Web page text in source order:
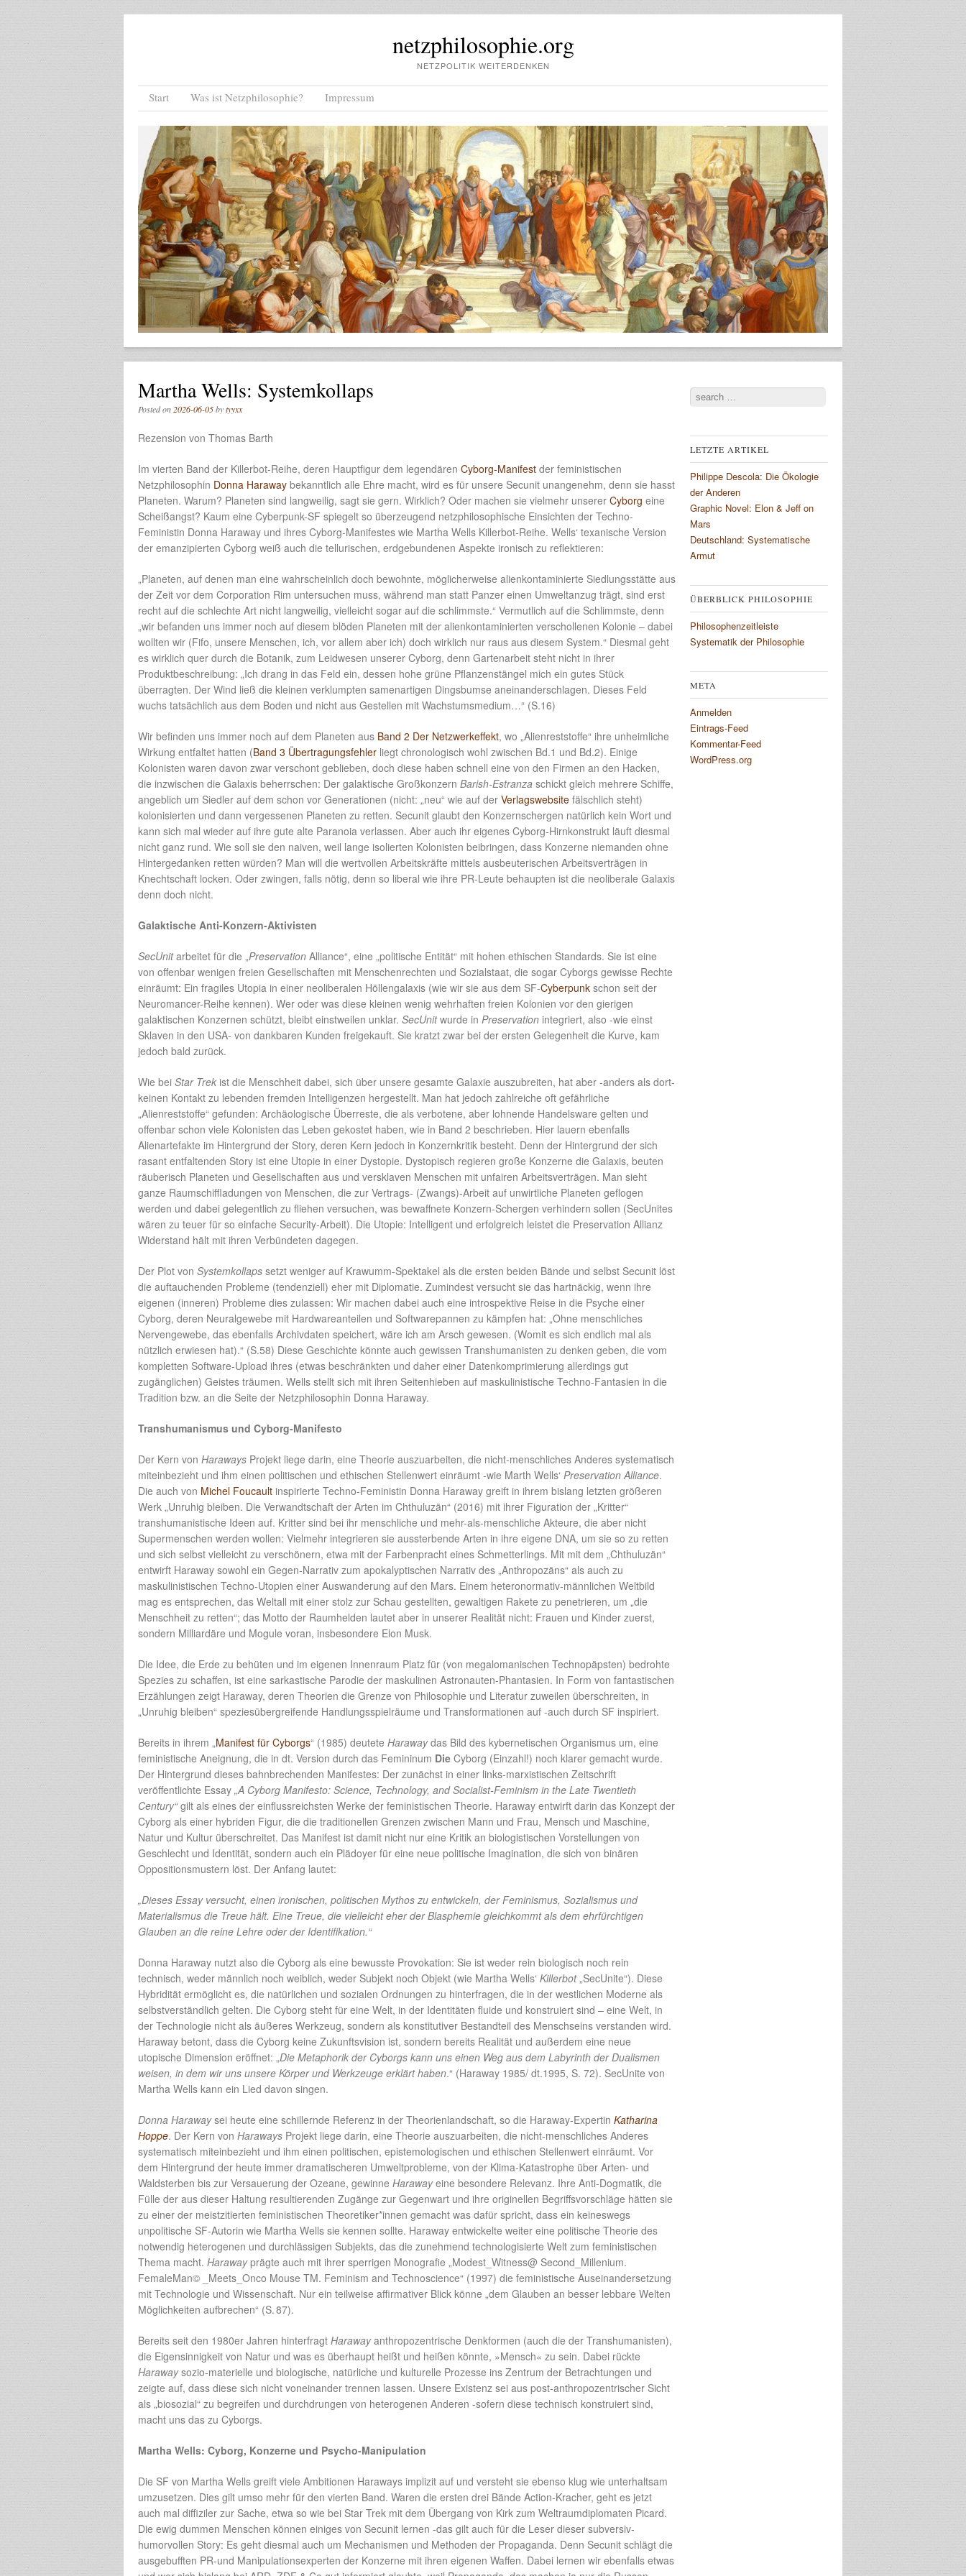
netzphilosophie.org
NETZPOLITIK WEITERDENKEN
Menu
Skip to content
Start Was ist Netzphilosophie? Impressum
Martha Wells: Systemkollaps
Posted on 2026-06-05bytyyxx
Rezension von Thomas Barth
Im vierten Band der Killerbot-Reihe, deren Hauptfigur dem legendären Cyborg-Manifest der feministischen
Netzphilosophin Donna Haraway bekanntlich alle Ehre macht, wird es für unsere Secunit unangenehm, denn sie hasst
Planeten. Warum? Planeten sind langweilig, sagt sie gern. Wirklich? Oder machen sie vielmehr unserer Cyborg eine
Scheißangst? Kaum eine Cyberpunk-SF spiegelt so überzeugend netzphilosophische Einsichten der Techno-
Feministin Donna Haraway und ihres Cyborg-Manifestes wie Martha Wells Killerbot-Reihe. Wells‘ texanische Version
der emanzipierten Cyborg weiß auch die tellurischen, erdgebundenen Aspekte ironisch zu reflektieren:
„Planeten, auf denen man eine wahrscheinlich doch bewohnte, möglicherweise alienkontaminierte Siedlungsstätte aus
der Zeit vor dem Corporation Rim untersuchen muss, während man statt Panzer einen Umweltanzug trägt, sind erst
recht auf die schlechte Art nicht langweilig, vielleicht sogar auf die schlimmste.“ Vermutlich auf die Schlimmste, denn
„wir befanden uns immer noch auf diesem blöden Planeten mit der alienkontaminierten verschollenen Kolonie – dabei
wollten wir (Fifo, unsere Menschen, ich, vor allem aber ich) doch wirklich nur raus aus diesem System.“ Diesmal geht
es wirklich quer durch die Botanik, zum Leidwesen unserer Cyborg, denn Gartenarbeit steht nicht in ihrer
Produktbeschreibung: „Ich drang in das Feld ein, dessen hohe grüne Pflanzenstängel mich ein gutes Stück
überragten. Der Wind ließ die kleinen verklumpten samenartigen Dingsbumse aneinanderschlagen. Dieses Feld
wuchs tatsächlich aus dem Boden und nicht aus Gestellen mit Wachstumsmedium…“ (S.16)
Wir befinden uns immer noch auf dem Planeten aus Band 2 Der Netzwerkeffekt, wo „Alienreststoffe“ ihre unheimliche
Wirkung entfaltet hatten (Band 3 Übertragungsfehler liegt chronologisch wohl zwischen Bd.1 und Bd.2). Einige
Kolonisten waren davon zwar verschont geblieben, doch diese haben schnell eine von den Firmen an den Hacken,
die inzwischen die Galaxis beherrschen: Der galaktische Großkonzern Barish-Estranza schickt gleich mehrere Schiffe,
angeblich um Siedler auf dem schon vor Generationen (nicht: „neu“ wie auf der Verlagswebsite fälschlich steht)
kolonisierten und dann vergessenen Planeten zu retten. Secunit glaubt den Konzernschergen natürlich kein Wort und
kann sich mal wieder auf ihre gute alte Paranoia verlassen. Aber auch ihr eigenes Cyborg-Hirnkonstrukt läuft diesmal
nicht ganz rund. Wie soll sie den naiven, weil lange isolierten Kolonisten beibringen, dass Konzerne niemanden ohne
Hintergedanken retten würden? Man will die wertvollen Arbeitskräfte mittels ausbeuterischen Arbeitsverträgen in
Knechtschaft locken. Oder zwingen, falls nötig, denn so liberal wie ihre PR-Leute behaupten ist die neoliberale Galaxis
denn doch nicht.
Galaktische Anti-Konzern-Aktivisten
SecUnitarbeitet für die „Preservation Alliance“, eine „politische Entität“ mit hohen ethischen Standards. Sie ist eine
von offenbar wenigen freien Gesellschaften mit Menschenrechten und Sozialstaat, die sogar Cyborgs gewisse Rechte
einräumt: Ein fragiles Utopia in einer neoliberalen Höllengalaxis (wie wir sie aus dem SF-Cyberpunk schon seit der
Neuromancer-Reihe kennen). Wer oder was diese kleinen wenig wehrhaften freien Kolonien vor den gierigen
galaktischen Konzernen schützt, bleibt einstweilen unklar. SecUnitwurde in Preservation integriert, also -wie einst
Sklaven in den USA- von dankbaren Kunden freigekauft. Sie kratzt zwar bei der ersten Gelegenheit die Kurve, kam
jedoch bald zurück.
Wie bei Star Trek ist die Menschheit dabei, sich über unsere gesamte Galaxie auszubreiten, hat aber -anders als dort-
keinen Kontakt zu lebenden fremden Intelligenzen hergestellt. Man hat jedoch zahlreiche oft gefährliche
„Alienreststoffe“ gefunden: Archäologische Überreste, die als verbotene, aber lohnende Handelsware gelten und
offenbar schon viele Kolonisten das Leben gekostet haben, wie in Band 2 beschrieben. Hier lauern ebenfalls
Alienartefakte im Hintergrund der Story, deren Kern jedoch in Konzernkritik besteht. Denn der Hintergrund der sich
rasant entfaltenden Story ist eine Utopie in einer Dystopie. Dystopisch regieren große Konzerne die Galaxis, beuten
räuberisch Planeten und Gesellschaften aus und versklaven Menschen mit unfairen Arbeitsverträgen. Man sieht
ganze Raumschiffladungen von Menschen, die zur Vertrags- (Zwangs)-Arbeit auf unwirtliche Planeten geflogen
werden und dabei gelegentlich zu fliehen versuchen, was bewaffnete Konzern-Schergen verhindern sollen (SecUnites
wären zu teuer für so einfache Security-Arbeit). Die Utopie: Intelligent und erfolgreich leistet die Preservation Allianz
Widerstand hält mit ihren Verbündeten dagegen.
Der Plot von Systemkollaps setzt weniger auf Krawumm-Spektakel als die ersten beiden Bände und selbst Secunit löst
die auftauchenden Probleme (tendenziell) eher mit Diplomatie. Zumindest versucht sie das hartnäckig, wenn ihre
eigenen (inneren) Probleme dies zulassen: Wir machen dabei auch eine introspektive Reise in die Psyche einer
Cyborg, deren Neuralgewebe mit Hardwareanteilen und Softwarepannen zu kämpfen hat: „Ohne menschliches
Nervengewebe, das ebenfalls Archivdaten speichert, wäre ich am Arsch gewesen. (Womit es sich endlich mal als
nützlich erwiesen hat).“ (S.58) Diese Geschichte könnte auch gewissen Transhumanisten zu denken geben, die vom
kompletten Software-Upload ihres (etwas beschränkten und daher einer Datenkomprimierung allerdings gut
zugänglichen) Geistes träumen. Wells stellt sich mit ihren Seitenhieben auf maskulinistische Techno-Fantasien in die
Tradition bzw. an die Seite der Netzphilosophin Donna Haraway.
Transhumanismus und Cyborg-Manifesto
Der Kern von Haraways Projekt liege darin, eine Theorie auszuarbeiten, die nicht-menschliches Anderes systematisch
miteinbezieht und ihm einen politischen und ethischen Stellenwert einräumt -wie Marth Wells‘ Preservation Alliance.
Die auch von Michel Foucault inspirierte Techno-Feministin Donna Haraway greift in ihrem bislang letzten größeren
Werk „Unruhig bleiben. Die Verwandtschaft der Arten im Chthuluzän“ (2016) mit ihrer Figuration der „Kritter“
transhumanistische Ideen auf. Kritter sind bei ihr menschliche und mehr-als-menschliche Akteure, die aber nicht
Supermenschen werden wollen: Vielmehr integrieren sie aussterbende Arten in ihre eigene DNA, um sie so zu retten
und sich selbst vielleicht zu verschönern, etwa mit der Farbenpracht eines Schmetterlings. Mit mit dem „Chthuluzän“
entwirft Haraway sowohl ein Gegen-Narrativ zum apokalyptischen Narrativ des „Anthropozäns“ als auch zu
maskulinistischen Techno-Utopien einer Auswanderung auf den Mars. Einem heteronormativ-männlichen Weltbild
mag es entsprechen, das Weltall mit einer stolz zur Schau gestellten, gewaltigen Rakete zu penetrieren, um „die
Menschheit zu retten“; das Motto der Raumhelden lautet aber in unserer Realität nicht: Frauen und Kinder zuerst,
sondern Milliardäre und Mogule voran, insbesondere Elon Musk.
Die Idee, die Erde zu behüten und im eigenen Innenraum Platz für (von megalomanischen Technopäpsten) bedrohte
Spezies zu schaffen, ist eine sarkastische Parodie der maskulinen Astronauten-Phantasien. In Form von fantastischen
Erzählungen zeigt Haraway, deren Theorien die Grenze von Philosophie und Literatur zuweilen überschreiten, in
„Unruhig bleiben“ speziesübergreifende Handlungsspielräume und Transformationen auf -auch durch SF inspiriert.
Bereits in ihrem „Manifest für Cyborgs“ (1985) deutete Harawaydas Bild des kybernetischen Organismus um, eine
feministische Aneignung, die in dt. Version durch das Femininum Die Cyborg (Einzahl!) noch klarer gemacht wurde.
Der Hintergrund dieses bahnbrechenden Manifestes: Der zunächst in einer links-marxistischen Zeitschrift
veröffentlichte Essay „A Cyborg Manifesto: Science, Technology, and Socialist-Feminism in the Late Twentieth
Century“gilt als eines der einflussreichsten Werke der feministischen Theorie. Haraway entwirft darin das Konzept der
Cyborg als einer hybriden Figur, die die traditionellen Grenzen zwischen Mann und Frau, Mensch und Maschine,
Natur und Kultur überschreitet. Das Manifest ist damit nicht nur eine Kritik an biologistischen Vorstellungen von
Geschlecht und Identität, sondern auch ein Plädoyer für eine neue politische Imagination, die sich von binären
Oppositionsmustern löst. Der Anfang lautet:
„Dieses Essay versucht, einen ironischen, politischen Mythos zu entwickeln, der Feminismus, Sozialismus und
Materialismus die Treue hält. Eine Treue, die vielleicht eher der Blasphemie gleichkommt als dem ehrfürchtigen
Glauben an die reine Lehre oder der Identifikation.“
Donna Haraway nutzt also die Cyborg als eine bewusste Provokation: Sie ist weder rein biologisch noch rein
technisch, weder männlich noch weiblich, weder Subjekt noch Objekt (wie Martha Wells‘ Killerbot„SecUnite“). Diese
Hybridität ermöglicht es, die natürlichen und sozialen Ordnungen zu hinterfragen, die in der westlichen Moderne als
selbstverständlich gelten. Die Cyborg steht für eine Welt, in der Identitäten fluide und konstruiert sind – eine Welt, in
der Technologie nicht als äußeres Werkzeug, sondern als konstitutiver Bestandteil des Menschseins verstanden wird.
Haraway betont, dass die Cyborg keine Zukunftsvision ist, sondern bereits Realität und außerdem eine neue
utopische Dimension eröffnet: „Die Metaphorik der Cyborgs kann uns einen Weg aus dem Labyrinth der Dualismen
weisen, in dem wir uns unsere Körper und Werkzeuge erklärt haben.“ (Haraway 1985/ dt.1995, S. 72). SecUnite von
Martha Wells kann ein Lied davon singen.
Donna Harawaysei heute eine schillernde Referenz in der Theorienlandschaft, so die Haraway-Expertin Katharina
Hoppe. Der Kern von Haraways Projekt liege darin, eine Theorie auszuarbeiten, die nicht-menschliches Anderes
systematisch miteinbezieht und ihm einen politischen, epistemologischen und ethischen Stellenwert einräumt. Vor
dem Hintergrund der heute immer dramatischeren Umweltprobleme, von der Klima-Katastrophe über Arten- und
Waldsterben bis zur Versauerung der Ozeane, gewinne Harawayeine besondere Relevanz. Ihre Anti-Dogmatik, die
Fülle der aus dieser Haltung resultierenden Zugänge zur Gegenwart und ihre originellen Begriffsvorschläge hätten sie
zu einer der meistzitierten feministischen Theoretiker*innen gemacht was dafür spricht, dass ein keineswegs
unpolitische SF-Autorin wie Martha Wells sie kennen sollte. Haraway entwickelte weiter eine politische Theorie des
notwendig heterogenen und durchlässigen Subjekts, das die zunehmend technologisierte Welt zum feministischen
Thema macht. Harawayprägte auch mit ihrer sperrigen Monografie „Modest_Witness@ Second_Millenium.
FemaleMan© _Meets_Onco Mouse TM. Feminism and Technoscience“ (1997) die feministische Auseinandersetzung
mit Technologie und Wissenschaft. Nur ein teilweise affirmativer Blick könne „dem Glauben an besser lebbare Welten
Möglichkeiten aufbrechen“ (S. 87).
Bereits seit den 1980er Jahren hinterfragt Harawayanthropozentrische Denkformen (auch die der Transhumanisten),
die Eigensinnigkeit von Natur und was es überhaupt heißt und heißen könnte, »Mensch« zu sein. Dabei rückte
Harawaysozio-materielle und biologische, natürliche und kulturelle Prozesse ins Zentrum der Betrachtungen und
zeigte auf, dass diese sich nicht voneinander trennen lassen. Unsere Existenz sei aus post-anthropozentrischer Sicht
als „biosozial“ zu begreifen und durchdrungen von heterogenen Anderen -sofern diese technisch konstruiert sind,
macht uns das zu Cyborgs.
Martha Wells: Cyborg, Konzerne und Psycho-Manipulation
Die SF von Martha Wells greift viele Ambitionen Haraways implizit auf und versteht sie ebenso klug wie unterhaltsam
umzusetzen. Dies gilt umso mehr für den vierten Band. Waren die ersten drei Bände Action-Kracher, geht es jetzt
auch mal diffiziler zur Sache, etwa so wie bei Star Trek mit dem Übergang von Kirk zum Weltraumdiplomaten Picard.
Die ewig dummen Menschen können einiges von Secunit lernen -das gilt auch für die Leser dieser subversiv-
humorvollen Story: Es geht diesmal auch um Mechanismen und Methoden der Propaganda. Denn Secunit schlägt die
ausgebufften PR-und Manipulationsexperten der Konzerne mit ihren eigenen Waffen. Dabei lernen wir ebenfalls etwas
Search
LETZTE ARTIKEL
Philippe Descola: Die Ökologie
der Anderen
Graphic Novel: Elon & Jeff on
Mars
Deutschland: Systematische
Armut
ÜBERBLICK PHILOSOPHIE
Philosophenzeitleiste
Systematik der Philosophie
META
Anmelden
Eintrags-Feed
Kommentar-Feed
WordPress.org